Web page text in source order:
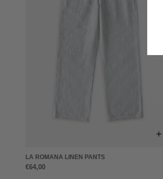
+
LA ROMANA LINEN PANTS
€64,00